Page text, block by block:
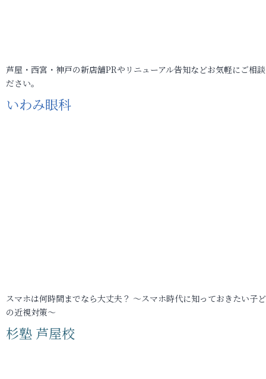
芦屋・西宮・神戸の新店舗PRやリニューアル告知などお気軽にご相
ださい。
いわみ眼科
スマホは何時間までなら大丈夫？ ～スマホ時代に知っておきたい子
の近視対策～
杉塾 芦屋校